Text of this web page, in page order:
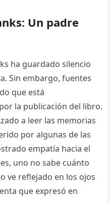
Un padre
ha guardado silencio
Sin embargo, fuentes
que está
la publicación del libro.
a leer las memorias
por algunas de las
empatía hacia el
uno no sabe cuánto
ve reflejado en los ojos
que expresó en